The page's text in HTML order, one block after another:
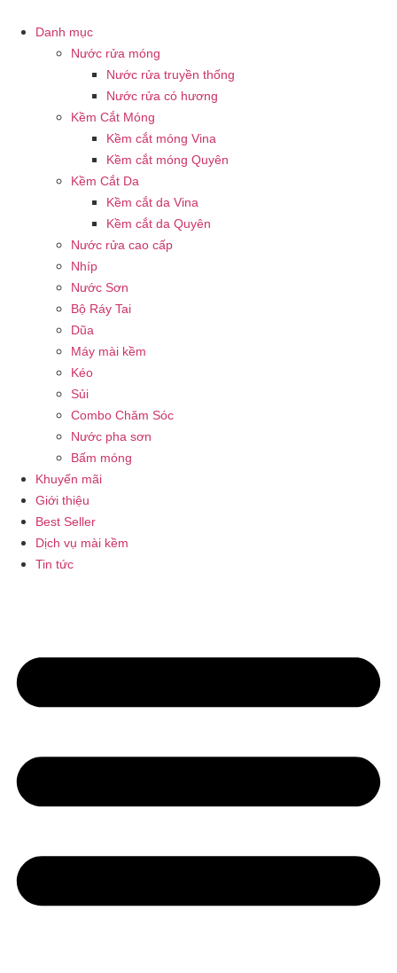
Danh mục
Nước rửa móng
Nước rửa truyền thống
Nước rửa có hương
Kềm Cắt Móng
Kềm cắt móng Vina
Kềm cắt móng Quyên
Kềm Cắt Da
Kềm cắt da Vina
Kềm cắt da Quyên
Nước rửa cao cấp
Nhíp
Nước Sơn
Bộ Ráy Tai
Dũa
Máy mài kềm
Kéo
Sủi
Combo Chăm Sóc
Nước pha sơn
Bấm móng
Khuyến mãi
Giới thiệu
Best Seller
Dịch vụ mài kềm
Tin tức